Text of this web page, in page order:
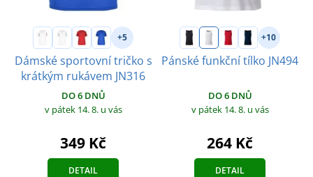
+5
Dámské sportovní tričko s
krátkým rukávem JN316
DO 6 DNŮ
v pátek 14. 8. u vás
349 Kč
DETAIL
+10
Pánské funkční tílko JN494
DO 6 DNŮ
v pátek 14. 8. u vás
264 Kč
DETAIL